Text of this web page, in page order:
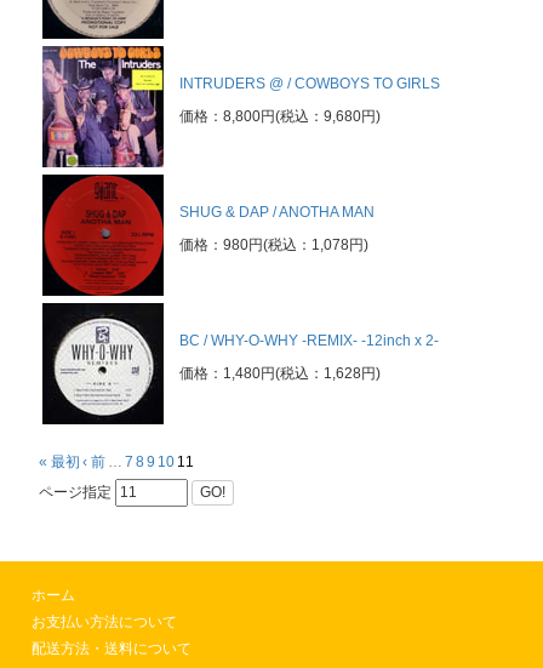
INTRUDERS @ / COWBOYS TO GIRLS
価格：8,800円(税込：9,680円)
SHUG & DAP / ANOTHA MAN
価格：980円(税込：1,078円)
BC / WHY-O-WHY -REMIX- -12inch x 2-
価格：1,480円(税込：1,628円)
« 最初 ‹ 前 … 7 89 10 11
ページ指定
GO!
ホーム
お支払い方法について
配送方法・送料について